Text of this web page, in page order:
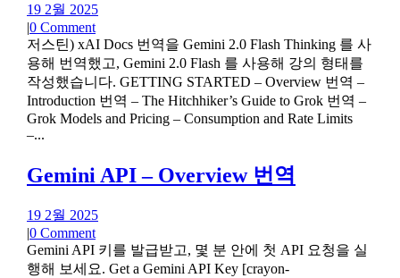
19 2월 2025
|0 Comment
저스틴) xAI Docs 번역을 Gemini 2.0 Flash Thinking 를 사
용해 번역했고, Gemini 2.0 Flash 를 사용해 강의 형태를
작성했습니다. GETTING STARTED – Overview 번역 –
Introduction 번역 – The Hitchhiker’s Guide to Grok 번역 –
Grok Models and Pricing – Consumption and Rate Limits
–...
Gemini API – Overview 번역
19 2월 2025
|0 Comment
Gemini API 키를 발급받고, 몇 분 안에 첫 API 요청을 실
행해 보세요. Get a Gemini API Key [crayon-